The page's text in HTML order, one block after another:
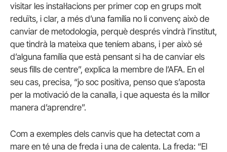
visitar les instal·lacions per primer cop en grups molt
reduïts, i clar, a més d’una família no li convenç això de
canviar de metodologia, perquè després vindrà l’institut,
que tindrà la mateixa que teníem abans, i per això sé
d’alguna família que està pensant si ha de canviar els
seus fills de centre”, explica la membre de l’AFA. En el
seu cas, precisa, “jo soc positiva, penso que s’aposta
per la motivació de la canalla, i que aquesta és la millor
manera d’aprendre”.
Com a exemples dels canvis que ha detectat com a
mare en té una de freda i una de calenta. La freda: “El